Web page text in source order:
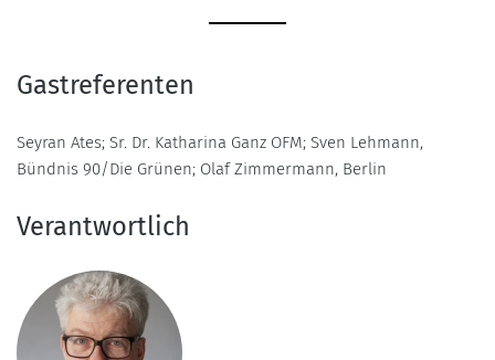
Gastreferenten
Seyran Ates; Sr. Dr. Katharina Ganz OFM; Sven Lehmann,
Bündnis 90/Die Grünen; Olaf Zimmermann, Berlin
Verantwortlich